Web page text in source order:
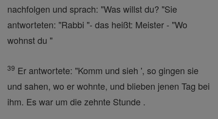
nachfolgen und sprach: "Was willst du? "Sie
antworteten: "Rabbi "- das heißt: Meister - "Wo
wohnst du "
39 Er antwortete: "Komm und sieh ', so gingen sie
und sahen, wo er wohnte, und blieben jenen Tag bei
ihm. Es war um die zehnte Stunde .